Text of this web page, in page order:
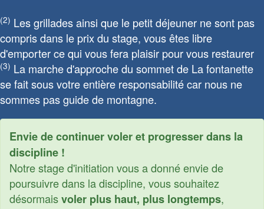
(2) Les grillades ainsi que le petit déjeuner ne sont pas
compris dans le prix du stage, vous êtes libre
d'emporter ce qui vous fera plaisir pour vous restaurer
(3) La marche d'approche du sommet de La fontanette
se fait sous votre entière responsabilité car nous ne
sommes pas guide de montagne.
Envie de continuer voler et progresser dans la
discipline !
Notre stage d'initiation vous a donné envie de
poursuivre dans la discipline, vous souhaitez
désormaisvoler plus haut, plus longtemps,